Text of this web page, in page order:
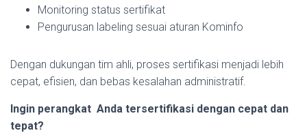
Monitoring status sertifikat
Pengurusan labeling sesuai aturan Kominfo
Dengan dukungan tim ahli, proses sertifikasi menjadi lebih
cepat, efisien, dan bebas kesalahan administratif.
Ingin perangkat Anda tersertifikasi dengan cepat dan
tepat?